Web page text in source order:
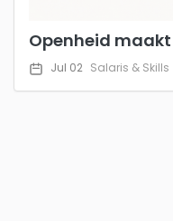
Openheid
Jul 02 Salaris & Skills